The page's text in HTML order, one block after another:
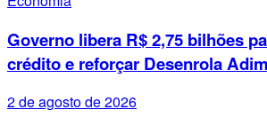
Governo libera R$ 2,75 bilhões
crédito e reforçar Desenrola
2 de agosto de 2026